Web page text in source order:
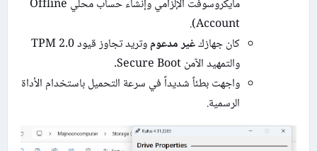
مايكروسوفت الإلزامي وإنشاء حساب محلي Offline
Account).
كان جهازكغير مدعوم
وتريد تجاوز قيود TPM 2.0
والتمهيد الآمن Secure Boot.
واجهت بطئاً شديداً في سرعة التحميل باستخدام الأداة
الرسمية.